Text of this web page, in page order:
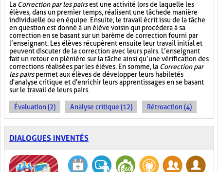
La Correction par les pairsest une activité lors de laquelle les
élèves, dans un premier temps, réalisent une tâche de manière
individuelle ou en équipe. Ensuite, le travail écrit issu de la tâche
en question est donné à un élève voisin qui procèdera à sa
correction en se basant sur un barème de correction fourni par
l’enseignant. Les élèves récupèrent ensuite leur travail initial et
peuvent discuter de la correction avec leurs pairs. L’enseignant
fait un retour en plénière sur la tâche ainsi qu’une vérification des
corrections réalisées par les élèves. En somme, la Correction par
les pairspermet aux élèves de développer leurs habiletés
d'analyse critique et d'enrichir leurs apprentissages en se basant
sur le travail de leurs pairs.
Évaluation (2) Analyse critique (12) Rétroaction (4)
DIALOGUES INVENTÉS